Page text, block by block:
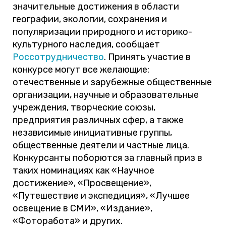
значительные достижения в области
географии, экологии, сохранения и
популяризации природного и историко-
культурного наследия, сообщает
Россотрудничество. Принять участие в
конкурсе могут все желающие:
отечественные и зарубежные общественные
организации, научные и образовательные
учреждения, творческие союзы,
предприятия различных сфер, а также
независимые инициативные группы,
общественные деятели и частные лица.
Конкурсанты поборются за главный приз в
таких номинациях как «Научное
достижение», «Просвещение»,
«Путешествие и экспедиция», «Лучшее
освещение в СМИ», «Издание»,
«Фоторабота» и других.